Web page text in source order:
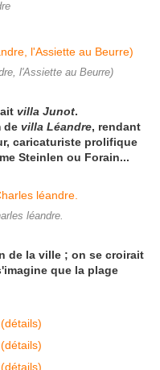
l'Assiette au Beurre)
villa Junot.
de villa Léandre, rendant
caricaturiste prolifique
Steinlen ou Forain...
léandre.
de la ville ; on se croirait
que la plage